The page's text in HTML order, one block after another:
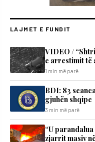
LAJMET E FUNDIT
VIDEO /
e arrestimit të
1 min më parë
BDI: 83
gjuhën shqipe
3 min më parë
“U
zjarrit masiv